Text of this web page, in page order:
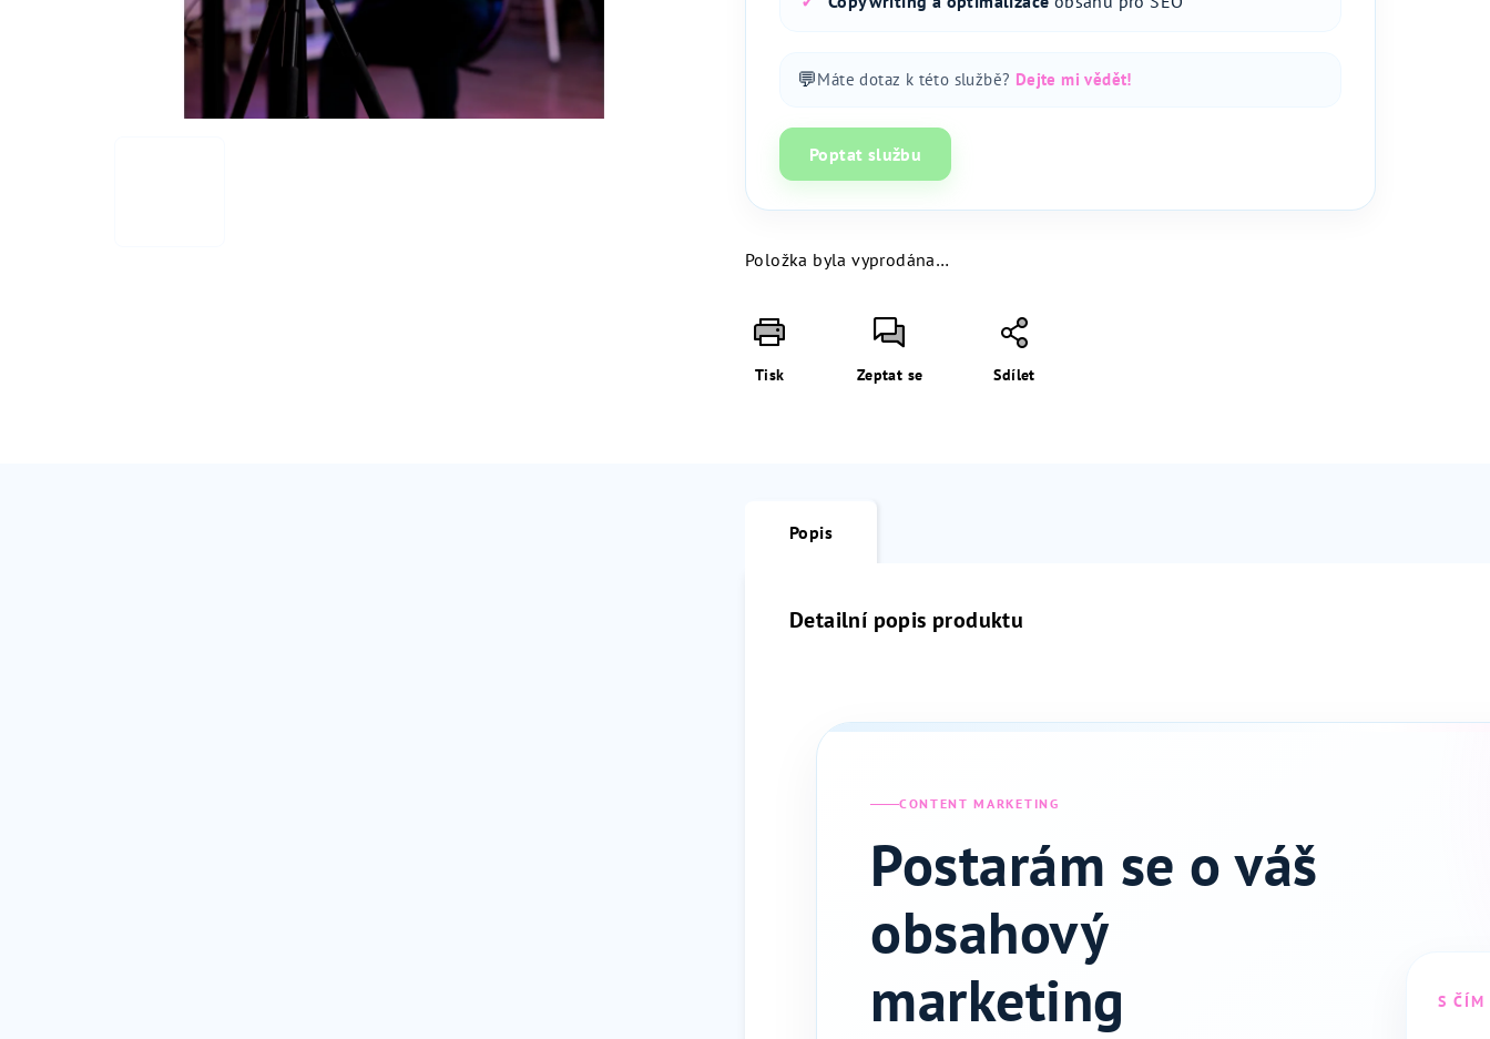
💬Máte dotaz k této službě? Dejte mi vědět!
Poptat službu
Položka byla vyprodána…
cena:
Tisk Zeptat se Sdílet
Popis
Detailní popis produktu
CONTENT MARKETING
Postarám se o váš
obsahový
marketing
S ČÍM